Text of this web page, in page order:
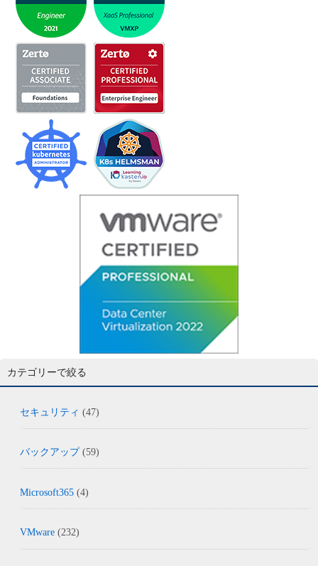
カテゴリーで絞る
セキュリティ (47)
バックアップ(59)
Microsoft365 (4)
VMware (232)